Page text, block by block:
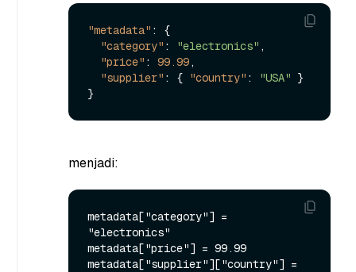
"metadata" :
{
"category" : "electronics" ,
"price" : 99.99,
"supplier" : { "country" : "USA" }
}
menjadi:
metadata["category"] =
"electronics"
metadata["price"] = 99.99
metadata["supplier"]["country"] =